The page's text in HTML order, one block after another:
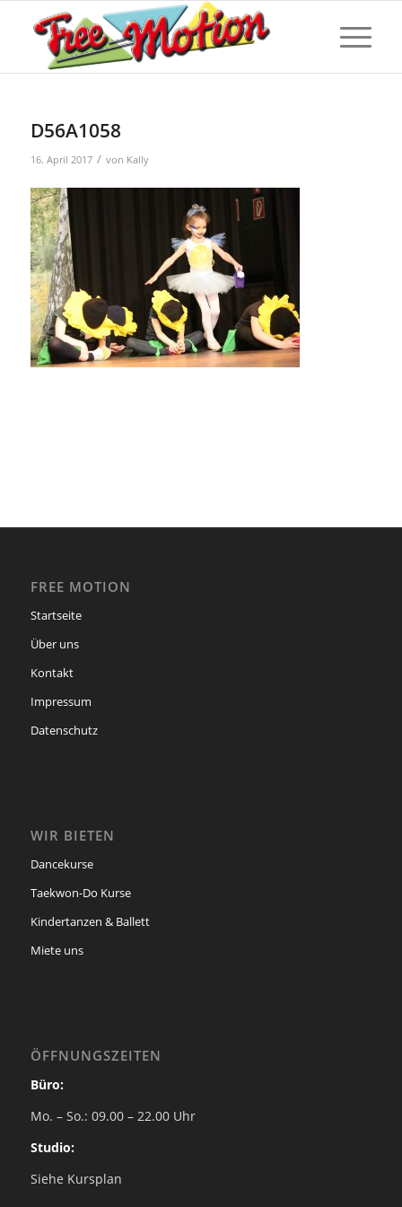
D56A1058
16. April 2017 / von Kally
FREE MOTION
Startseite
Über uns
Kontakt
Impressum
Datenschutz
WIR BIETEN
Dancekurse
Taekwon-Do Kurse
Kindertanzen & Ballett
Miete uns
ÖFFNUNGSZEITEN
Büro:
Mo. – So.: 09.00 – 22.00 Uhr
Studio:
Siehe Kursplan